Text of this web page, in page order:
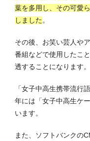
葉を多用し、その可愛
しました。
その後、お笑い芸人や
番組などで使用したこ
透することになります。
「女子中高生携帯流行
年には「女子中高生ケ
います。
また、ソフトバンクの